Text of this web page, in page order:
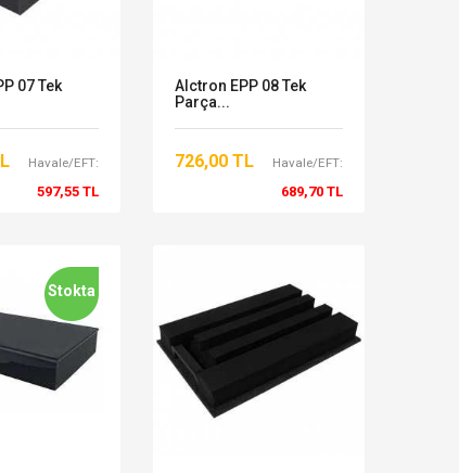
07 Tek
Havale/EFT:
597,55 TL
Alctron EPP 08 Tek
Parça...
726,00 TL Havale/EFT:
689,70 TL
Stokta